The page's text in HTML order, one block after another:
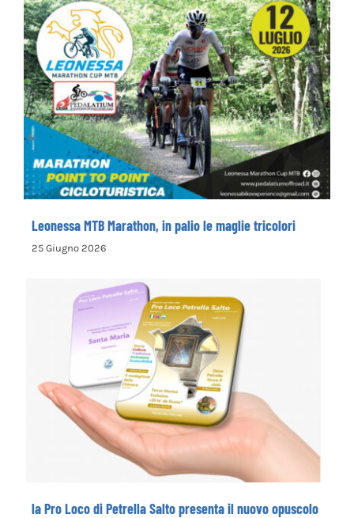
Leonessa MTB Marathon, in palio le maglie
tricolori
Leonessa MTB Marathon, in palio le maglie tricolori
25 Giugno 2026
la Pro Loco di Petrella Salto presenta il
nuovo opuscolo dedicato alla
valorizzazione del territorio
la Pro Loco di Petrella Salto presenta il nuovo opuscolo